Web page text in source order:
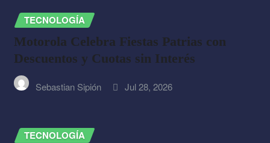
TECNOLOGÍA
Motorola Celebra Fiestas Patrias con
Descuentos y Cuotas sin Interés
Sebastian Sipión Jul 28, 2026
TECNOLOGÍA